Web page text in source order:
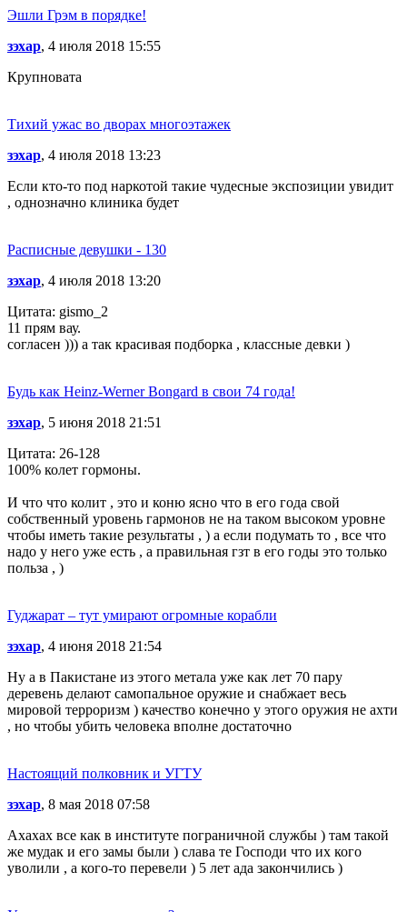
Эшли Грэм в порядке!
зэхар, 4 июля 2018 15:55
Крупновата
Тихий ужас во дворах многоэтажек
зэхар, 4 июля 2018 13:23
Если кто-то под наркотой такие чудесные экспозиции увидит
, однозначно клиника будет
Расписные девушки - 130
зэхар, 4 июля 2018 13:20
Цитата: gismo_2
11 прям вау.
согласен ))) а так красивая подборка , классные девки )
Будь как Heinz-Werner Bongard в свои 74 года!
зэхар, 5 июня 2018 21:51
Цитата: 26-128
100% колет гормоны.
И что что колит , это и коню ясно что в его года свой
собственный уровень гармонов не на таком высоком уровне
чтобы иметь такие результаты , ) а если подумать то , все что
надо у него уже есть , а правильная гзт в его годы это только
польза , )
Гуджарат – тут умирают огромные корабли
зэхар, 4 июня 2018 21:54
Ну а в Пакистане из этого метала уже как лет 70 пару
деревень делают самопальное оружие и снабжает весь
мировой терроризм ) качество конечно у этого оружия не ахти
, но чтобы убить человека вполне достаточно
Настоящий полковник и УГТУ
зэхар, 8 мая 2018 07:58
Ахахах все как в институте пограничной службы ) там такой
же мудак и его замы были ) слава те Господи что их кого
уволили , а кого-то перевели ) 5 лет ада закончились )